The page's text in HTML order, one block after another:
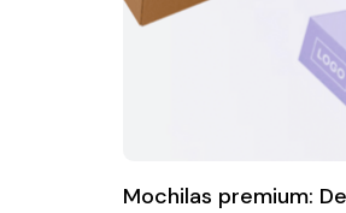
Mochilas premium: